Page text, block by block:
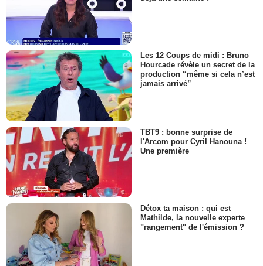
Les 12 Coups de midi : Bruno
Hourcade révèle un secret de la
production “même si cela n’est
jamais arrivé”
TBT9 : bonne surprise de
l'Arcom pour Cyril Hanouna !
Une première
Détox ta maison : qui est
Mathilde, la nouvelle experte
"rangement" de l'émission ?